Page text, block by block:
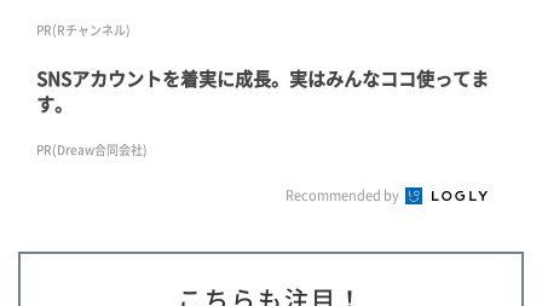
PR(Rチャンネル)
SNSアカウントを着実に成長。実はみんなココ使ってま
す。
PR(Dreaw合同会社)
Recommended by